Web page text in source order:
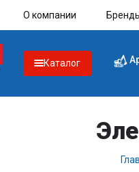
О компании
Каталог